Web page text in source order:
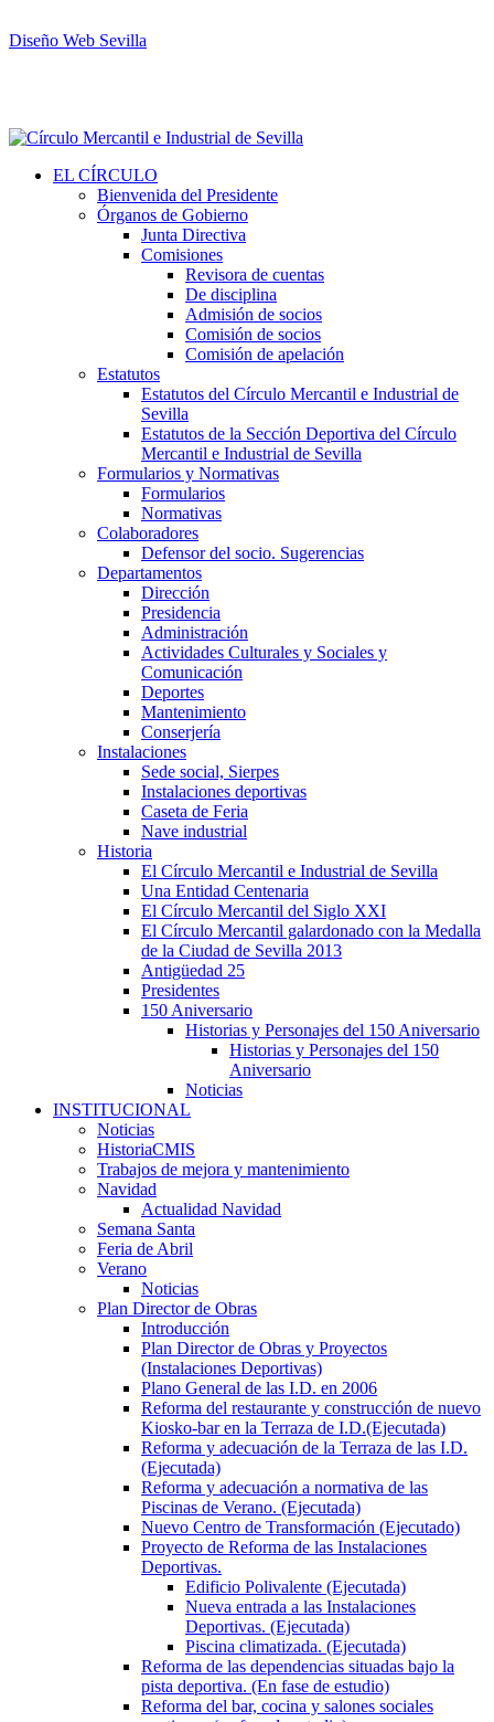
Diseño Web Sevilla
EL CÍRCULO
Bienvenida del Presidente
Órganos de Gobierno
Junta Directiva
Comisiones
Revisora de cuentas
De disciplina
Admisión de socios
Comisión de socios
Comisión de apelación
Estatutos
Estatutos del Círculo Mercantil e Industrial de
Sevilla
Estatutos de la Sección Deportiva del Círculo
Mercantil e Industrial de Sevilla
Formularios y Normativas
Formularios
Normativas
Colaboradores
Defensor del socio. Sugerencias
Departamentos
Dirección
Presidencia
Administración
Actividades Culturales y Sociales y
Comunicación
Deportes
Mantenimiento
Conserjería
Instalaciones
Sede social, Sierpes
Instalaciones deportivas
Caseta de Feria
Nave industrial
Historia
El Círculo Mercantil e Industrial de Sevilla
Una Entidad Centenaria
El Círculo Mercantil del Siglo XXI
El Círculo Mercantil galardonado con la Medalla
de la Ciudad de Sevilla 2013
Antigüedad 25
Presidentes
150 Aniversario
Historias y Personajes del 150 Aniversario
Historias y Personajes del 150
Aniversario
Noticias
INSTITUCIONAL
Noticias
HistoriaCMIS
Trabajos de mejora y mantenimiento
Navidad
Actualidad Navidad
Semana Santa
Feria de Abril
Verano
Noticias
Plan Director de Obras
Introducción
Plan Director de Obras y Proyectos
(Instalaciones Deportivas)
Plano General de las I.D. en 2006
Reforma del restaurante y construcción de nuevo
Kiosko-bar en la Terraza de I.D.(Ejecutada)
Reforma y adecuación de la Terraza de las I.D.
(Ejecutada)
Reforma y adecuación a normativa de las
Piscinas de Verano. (Ejecutada)
Nuevo Centro de Transformación (Ejecutado)
Proyecto de Reforma de las Instalaciones
Deportivas.
Edificio Polivalente (Ejecutada)
Nueva entrada a las Instalaciones
Deportivas. (Ejecutada)
Piscina climatizada. (Ejecutada)
Reforma de las dependencias situadas bajo la
pista deportiva. (En fase de estudio)
Reforma del bar, cocina y salones sociales